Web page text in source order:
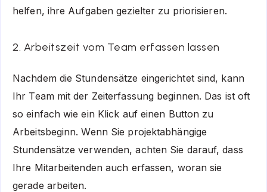
helfen, ihre Aufgaben gezielter zu priorisieren.
2. Arbeitszeit vom Team erfassen lassen
Nachdem die Stundensätze eingerichtet sind, kann
Ihr Team mit der Zeiterfassung beginnen. Das ist oft
so einfach wie ein Klick auf einen Button zu
Arbeitsbeginn. Wenn Sie projektabhängige
Stundensätze verwenden, achten Sie darauf, dass
Ihre Mitarbeitenden auch erfassen, woran sie
gerade arbeiten.